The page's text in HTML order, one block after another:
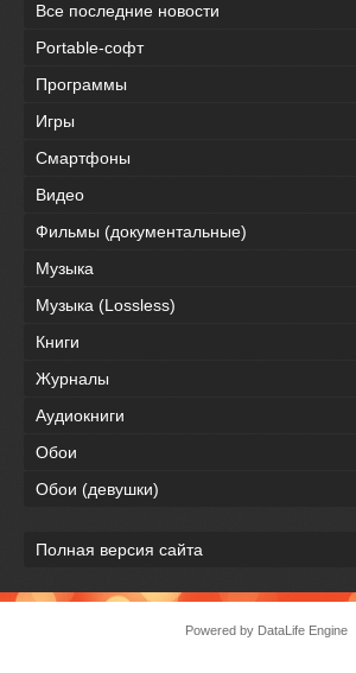
Все последние новости
Portable-софт
Программы
Игры
Смартфоны
Видео
Фильмы (документальные)
Музыка
Музыка (Lossless)
Книги
Журналы
Аудиокниги
Обои
Обои (девушки)
Полная версия сайта
Powered by DataLife Engine